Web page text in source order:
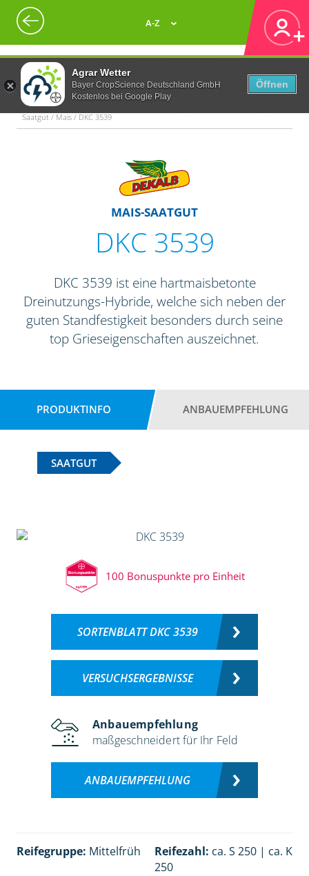
Agrar Wetter
Bayer CropScience Deutschland GmbH
Kostenlos bei Google Play
Öffnen
A-Z
Saatgut / Mais / DKC 3539
MAIS-SAATGUT
DKC 3539
DKC 3539 ist eine hartmaisbetonte
Dreinutzungs-Hybride, welche sich neben der
guten Standfestigkeit besonders durch seine
top Grieseigenschaften auszeichnet.
PRODUKTINFO ANBAUEMPFEHLUNG
SAATGUT
100 Bonuspunkte pro Einheit
SORTENBLATT DKC 3539
VERSUCHSERGEBNISSE
Anbauempfehlung
maßgeschneidert für Ihr Feld
ANBAUEMPFEHLUNG
Reifegruppe: Mittelfrüh Reifezahl: ca. S 250 | ca. K
250